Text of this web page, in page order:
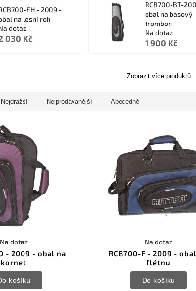
FH - 2009 -
na lesní roh
dotaz
030 Kč
RCB700-BT-
obal na basový
trombon
Na dotaz
1 900 Kč
Zobrazit více produktů
Nejdražší Nejprodávanější Abecedně
- 2009 - obal na
kornet
Na dotaz
košíku
RCB700-F - 2009 -
flétnu
Na dotaz
Do košíku